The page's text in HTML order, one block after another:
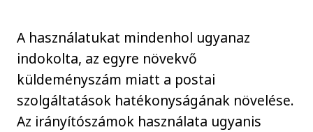
A használatukat mindenhol ugyanaz
indokolta, az egyre növekvő
küldeményszám miatt a postai
szolgáltatások hatékonyságának növelése.
Az irányítószámok használata ugyanis